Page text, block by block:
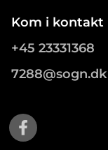
Kom i kontakt
+45 23331368
7288@sogn.dk